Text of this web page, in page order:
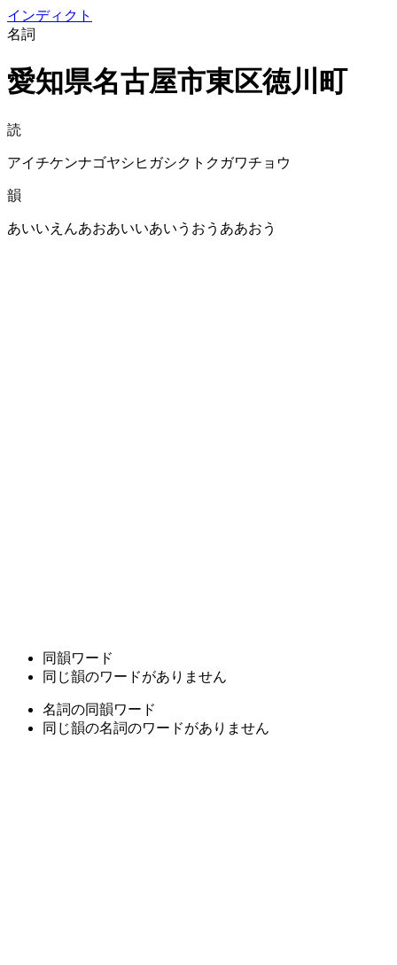
インディクト
名詞
愛知県名古屋市東区徳川町
読
アイチケンナゴヤシヒガシクトクガワチョウ
韻
あいいえんあおあいいあいうおうああおう
同韻ワード
同じ韻のワードがありません
名詞の同韻ワード
同じ韻の名詞のワードがありません